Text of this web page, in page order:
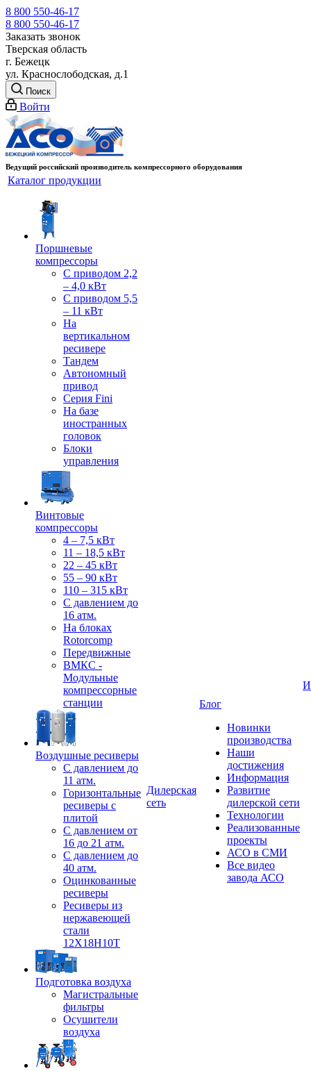
8 800 550-46-17
8 800 550-46-17
Заказать звонок
Тверская область
г. Бежецк
ул. Краснослободская, д.1
Поиск
Войти
Ведущий российский производитель компрессорного оборудования
Каталог продукции
Поршневые
компрессоры
С приводом 2,2
– 4,0 кВт
С приводом 5,5
– 11 кВт
На
вертикальном
ресивере
Тандем
Автономный
привод
Серия Fini
На базе
иностранных
головок
Блоки
управления
Винтовые
компрессоры
4 – 7,5 кВт
11 – 18,5 кВт
22 – 45 кВт
55 – 90 кВт
110 – 315 кВт
С давлением до
16 атм.
На блоках
Rotorcomp
Передвижные
ВМКС -
Модульные
компрессорные
станции
Воздушные ресиверы
С давлением до
11 атм.
Горизонтальные
ресиверы с
плитой
С давлением от
16 до 21 атм.
С давлением до
40 атм.
Оцинкованные
ресиверы
Ресиверы из
нержавеющей
стали
12Х18Н10Т
Подготовка воздуха
Магистральные
фильтры
Осушители
воздуха
Дилерская
сеть
Блог
Новинки
производства
Наши
достижения
Информация
Развитие
дилерской сети
Технологии
Реализованные
проекты
АСО в СМИ
Все видео
завода АСО